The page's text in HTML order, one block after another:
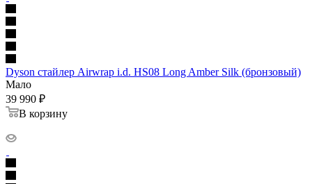
Dyson стайлер Airwrap i.d. HS08 Long Amber Silk (бронзовый)
Мало
39 990 ₽
В корзину